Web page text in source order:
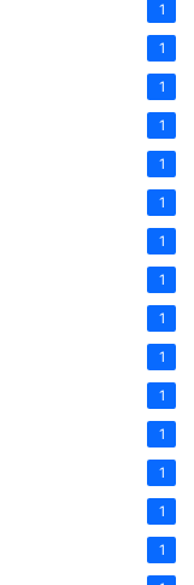
1
1
1
1
1
1
1
1
1
1
1
1
1
1
1